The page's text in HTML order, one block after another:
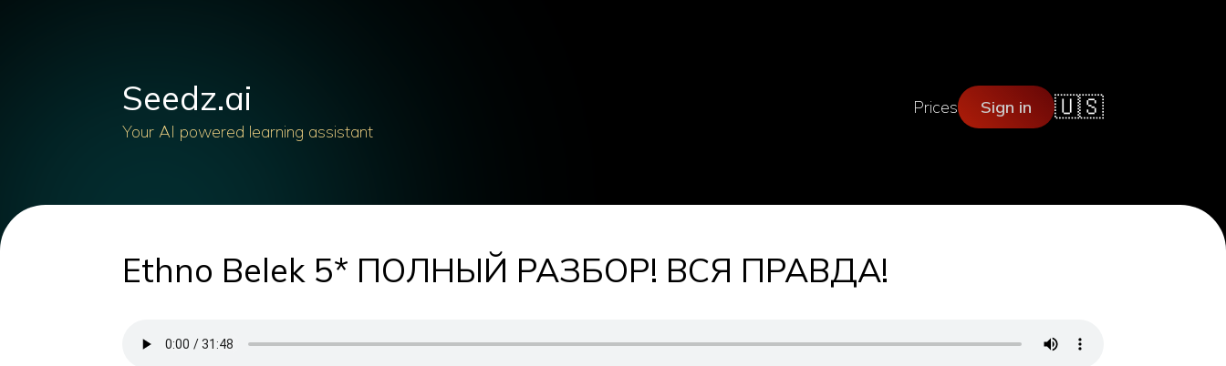
Seedz.ai
Your AI powered learning assistant
Prices Sign in 🇺🇸
Ethno Belek 5* ПОЛНЫЙ РАЗБОР! ВСЯ ПРАВДА!